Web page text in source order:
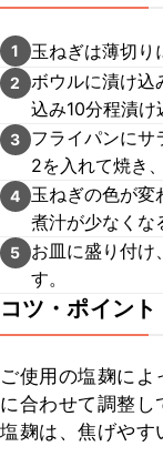
1 玉ねぎは薄切り
2
ボウルに漬け込
込み10分程漬け
3
フライパンにサ
2を入れて焼き
4
玉ねぎの色が変
煮汁が少なくな
5
お皿に盛り付け
す。
コツ・ポイント
ご使用の塩麹に
に合わせて調整し
塩麹は、焦げやす